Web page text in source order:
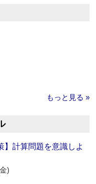
もっと見る »
】計算問題を意識しよ
)